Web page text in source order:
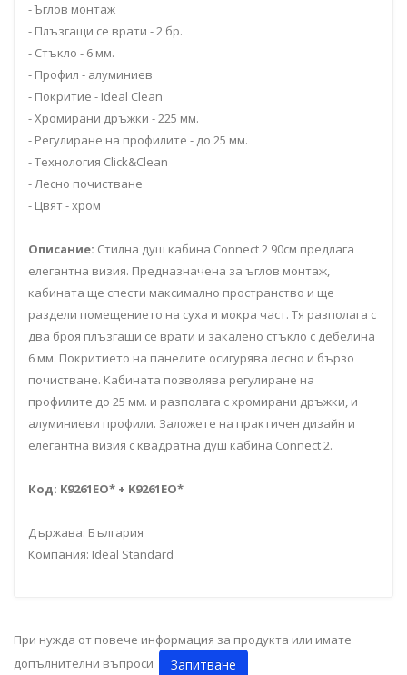
- Ъглов монтаж
- Плъзгащи се врати - 2 бр.
- Стъкло - 6 мм.
- Профил - алуминиев
- Покритие - Ideal Clean
- Хромирани дръжки - 225 мм.
- Регулиране на профилите - до 25 мм.
- Технология Click&Clean
- Лесно почистване
- Цвят - хром
Описание: Стилна душ кабина Connect 2 90cм предлага
елегантна визия. Предназначена за ъглов монтаж,
кабината ще спести максимално пространство и ще
раздели помещението на суха и мокра част. Тя разполага с
два броя плъзгащи се врати и закалено стъкло с дебелина
6 мм. Покритието на панелите осигурява лесно и бързо
почистване. Кабината позволява регулиране на
профилите до 25 мм. и разполага с хромирани дръжки, и
алуминиеви профили. Заложете на практичен дизайн и
елегантна визия с квадратна душ кабина Connect 2.
Код: K9261EO* + K9261EO*
Държава: България
Компания: Ideal Standard
При нужда от повече информация за продукта или имате
допълнителни въпроси
Запитване